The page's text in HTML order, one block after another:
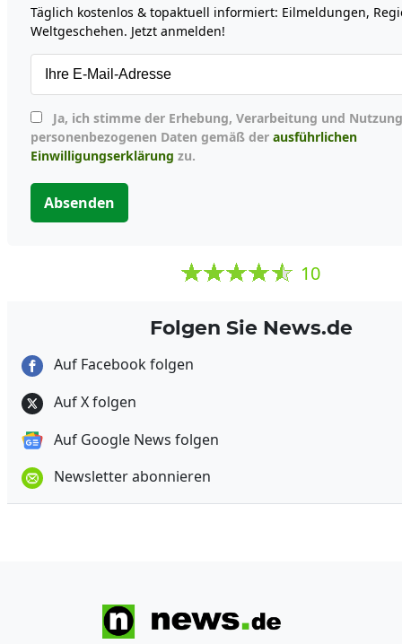
Täglich kostenlos & topaktuell informiert: Eilmeldungen,
Weltgeschehen. Jetzt anmelden!
personenbezogenen Daten gemäß der ausführlichen
Einwilligungserklärung zu.
Absenden
10
Folgen Sie News.de
Auf Facebook folgen
Auf X folgen
Auf Google News folgen
Newsletter abonnieren